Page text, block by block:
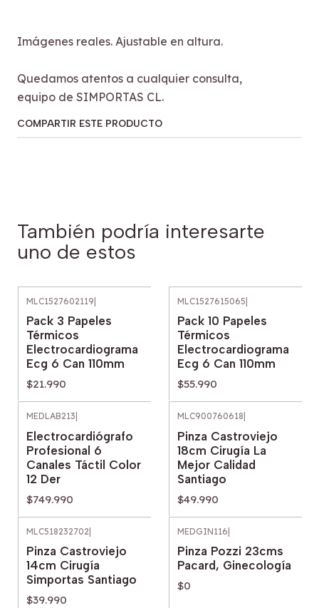
Imágenes reales. Ajustable en altura.
Quedamos atentos a cualquier consulta,
equipo de SIMPORTAS CL.
COMPARTIR ESTE PRODUCTO
También podría interesarte
uno de estos
MLC1527602119
Pack 3 Papeles
Térmicos
Electrocardiograma
Ecg 6 Can 110mm
$21.990
MLC1527615065
Pack 10 Papeles
Térmicos
Electrocardiograma
Ecg 6 Can 110mm
$55.990
MEDLAB213
Electrocardiógrafo
Profesional 6
Canales Táctil Color
12 Der
$749.990
MLC900760618
Pinza Castroviejo
18cm Cirugía La
Mejor Calidad
Santiago
$49.990
MLC518232702
Pinza Castroviejo
14cm Cirugía
Simportas Santiago
$39.990
MEDGIN116
Pinza Pozzi 23cms
Pacard, Ginecología
$0